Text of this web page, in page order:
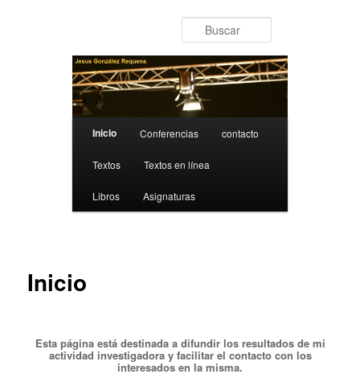
Buscar
Inicio Conferencias contacto
Textos Textos en línea
Libros Asignaturas
Inicio
Esta página está destinada a difundir los resultados de mi
actividad investigadora y facilitar el contacto con los
interesados en la misma.